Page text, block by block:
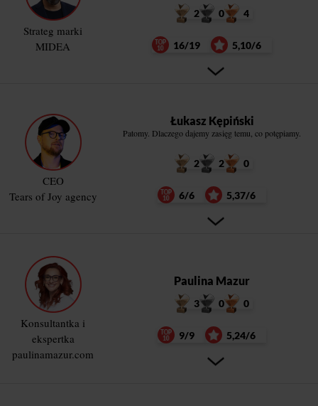
Strateg marki
MIDEA
2 0 4
16/19 5,10/6
CEO
Tears of Joy agency
Łukasz Kępiński
Patomy. Dlaczego dajemy zasięg temu, co potępiamy.
2 2 0
6/6 5,37/6
Konsultantka i
ekspertka
paulinamazur.com
Paulina Mazur
3 0 0
9/9 5,24/6